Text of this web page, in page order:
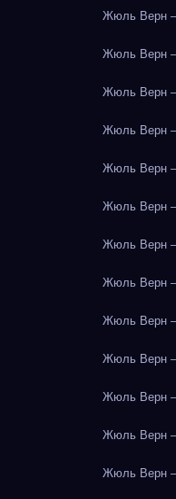
Жюль Верн
Жюль Верн
Жюль Верн
Жюль Верн
Жюль Верн
Жюль Верн
Жюль Верн
Жюль Верн
Жюль Верн
Жюль Верн
Жюль Верн
Жюль Верн
Жюль Верн